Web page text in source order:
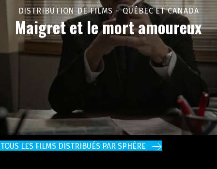
DISTRIBUTION DE FILMS – QUÉBEC ET CANADA
Maigret et le mort amoureux
TOUS LES FILMS DISTRIBUÉS PAR SPHÈRE